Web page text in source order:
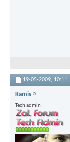
19-05-2009, 10:11
Kamis
Tech admin